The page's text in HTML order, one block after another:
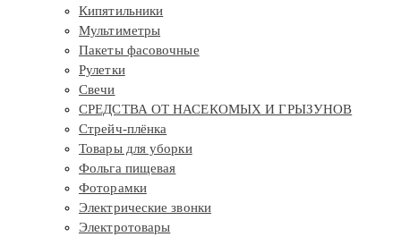
Кипятильники
Мультиметры
Пакеты фасовочные
Рулетки
Свечи
СРЕДСТВА ОТ НАСЕКОМЫХ И ГРЫЗУНОВ
Стрейч-плёнка
Товары для уборки
Фольга пищевая
Фоторамки
Электрические звонки
Электротовары